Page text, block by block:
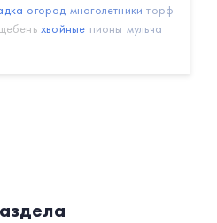
огород многолетники торф
щебень хвойные пионы мульча